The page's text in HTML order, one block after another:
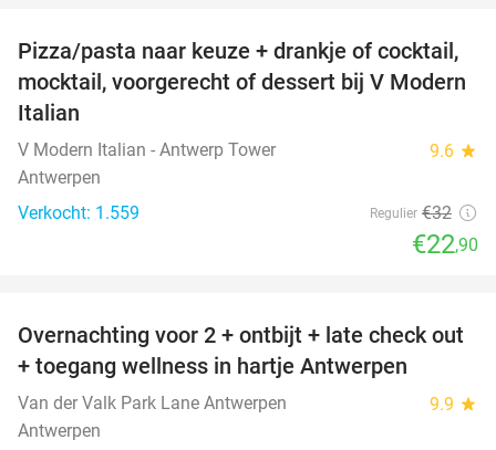
28%
Pizza/pasta naar keuze + drankje of cocktail,
mocktail, voorgerecht of dessert bij V Modern
Italian
V Modern Italian - Antwerp Tower 9.6 star
Antwerpen
Verkocht: 1.559
Regulier €32
€22,90
59%
Overnachting voor 2 + ontbijt + late check out
+ toegang wellness in hartje Antwerpen
Van der Valk Park Lane Antwerpen 9.9 star
Antwerpen